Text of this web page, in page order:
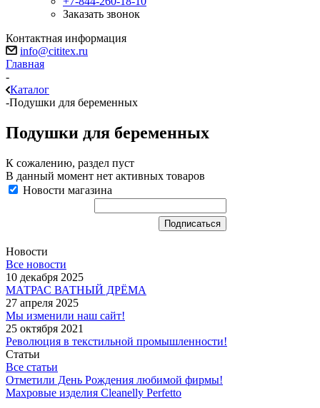
Заказать звонок
Контактная информация
info@cititex.ru
Главная
-
Каталог
-Подушки для беременных
Подушки для беременных
К сожалению, раздел пуст
В данный момент нет активных товаров
Новости магазина
Новости
Все новости
10 декабря 2025
МАТРАС ВАТНЫЙ ДРЁМА
27 апреля 2025
Мы изменили наш сайт!
25 октября 2021
Революция в текстильной промышленности!
Статьи
Все статьи
Отметили День Рождения любимой фирмы!
Махровые изделия Cleanelly Perfetto